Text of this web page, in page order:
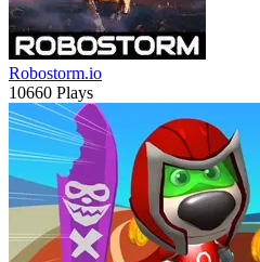
Robostorm.io
10660 Plays